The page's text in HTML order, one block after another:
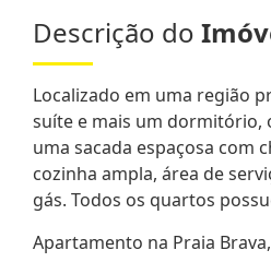
Descrição do
Localizado em uma região
suíte e mais um dormitório,
uma sacada espaçosa com
cozinha ampla, área de
gás. Todos os quartos
Apartamento na Praia